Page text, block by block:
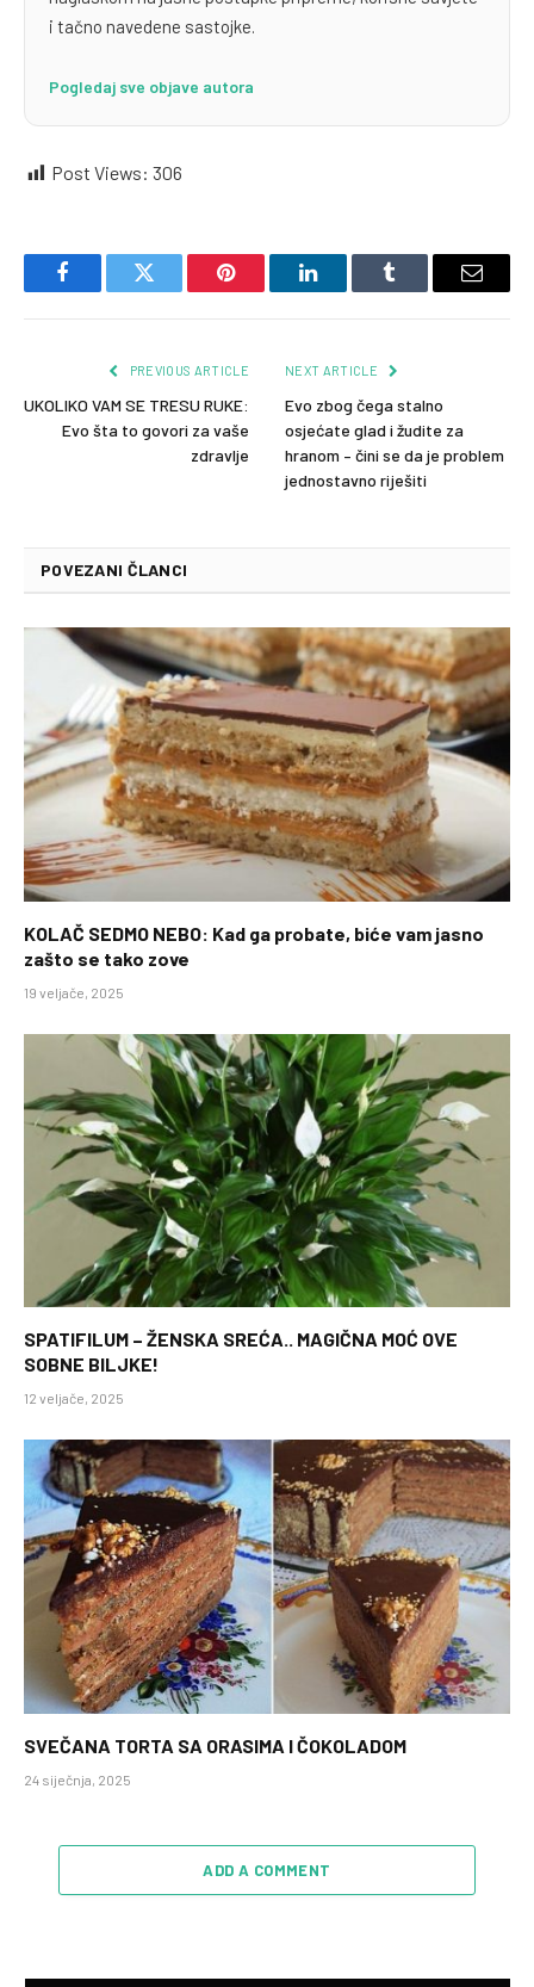
i tačno navedene sastojke.
Pogledaj sve objave autora
Post Views: 306
FacebookTwitter Pinterest LinkedInTumblr Email
PREVIOUS ARTICLE
UKOLIKO VAM SE TRESU RUKE:
Evo šta to govori za vaše
zdravlje
NEXT ARTICLE
Evo zbog čega stalno
osjećate glad i žudite za
hranom – čini se da je problem
jednostavno riješiti
POVEZANI ČLANCI
KOLAČ SEDMO NEBO: Kad ga probate, biće vam jasno
zašto se tako zove
19 veljače, 2025
SPATIFILUM – ŽENSKA SREĆA.. MAGIČNA MOĆ OVE
SOBNE BILJKE!
12 veljače, 2025
SVEČANA TORTA SA ORASIMA I ČOKOLADOM
24 siječnja, 2025
ADD A COMMENT